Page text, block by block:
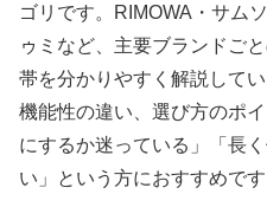
ゴリです。RIMOWA・サム
ゥミなど、主要ブランドご
帯を分かりやすく解説して
機能性の違い、選び方のポ
にするか迷っている」「長
い」という方におすすめです